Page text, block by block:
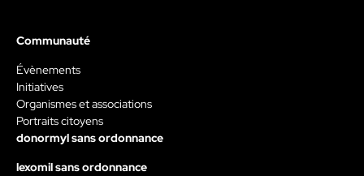
Communauté
Évènements
Initiatives
Organismes et associations
Portraits citoyens
donormyl sans ordonnance
lexomil sans ordonnance